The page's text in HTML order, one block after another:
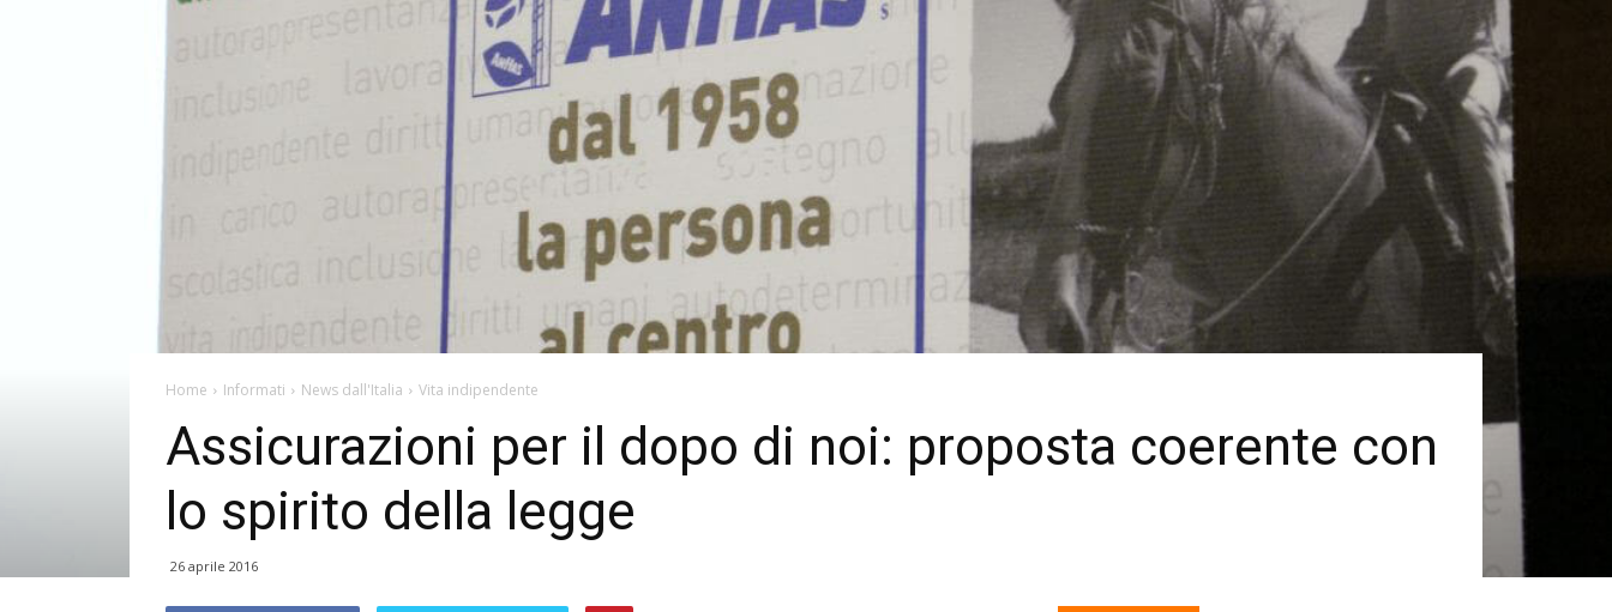
Home Informati News dall'Italia Vita indipendente
Assicurazioni per il dopo di noi: proposta coerente con
lo spirito della legge
26 aprile 2016